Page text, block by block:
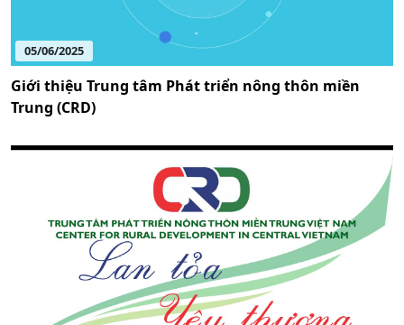
05/06/2025
Giới thiệu Trung tâm Phát triển nông thôn miền
Trung (CRD)